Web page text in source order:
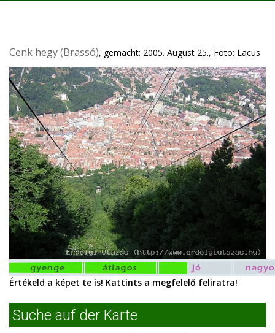
Cenk hegy (Brassó), gemacht: 2005. August 25., Foto: Lacus
Értékeld a képet te is! Kattints a megfelelő feliratra!
Suche auf der Karte